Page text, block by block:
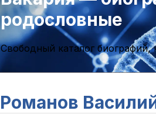
родословные
Свободный каталог
Романов